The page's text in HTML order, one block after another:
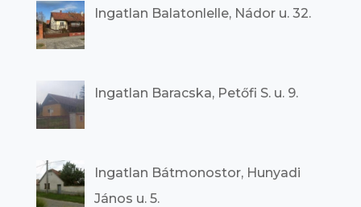
Ingatlan Balatonlelle, Nádor u. 32.
Ingatlan Baracska, Petőfi S. u. 9.
Ingatlan Bátmonostor, Hunyadi
János u. 5.